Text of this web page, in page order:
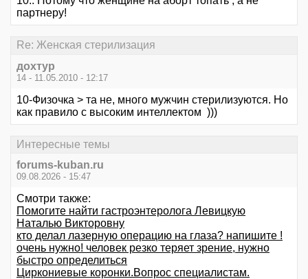
партнеру!
Re: Женская стерилизация
дохтур
14 - 11.05.2010 - 12:17
10-Физочка > та не, много мужчин стерилизуются. Но
как правило с высоким интеллектом )))
Интересные темы
forums-kuban.ru
09.08.2026 - 15:47
Смотри также:
Помогите найти гастроэнтеролога Левицкую
Наталью Викторовну
кто делал лазерную операцию на глаза? напишите !
очень нужно! человек резко теряет зрение, нужно
быстро определиться
Циркониевые коронки.Вопрос специалистам.